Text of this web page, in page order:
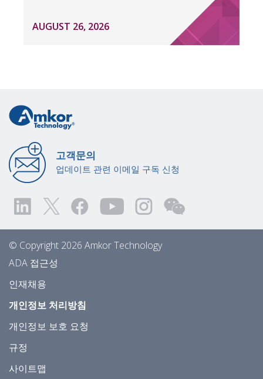
AUGUST 26, 2026
고객문의
업데이트 관련 이메일 구독 신청
© Copyright 2026 Amkor Technology
ADA 접근성
인재채용
개인정보 처리방침
개인정보 보호 요청
규정
사이트맵